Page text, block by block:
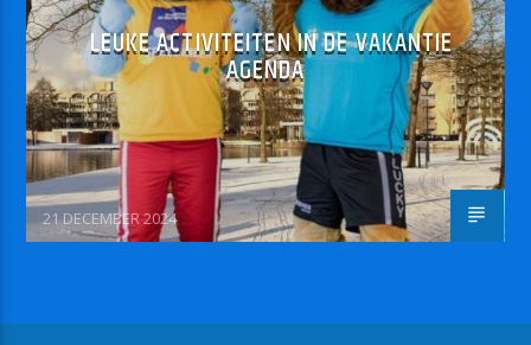
LEUKE ACTIVITEITEN IN DE VAKANTIE
AGENDA
21 DECEMBER 2024